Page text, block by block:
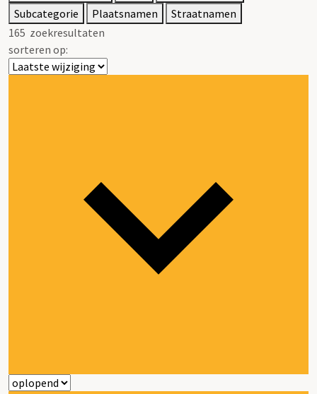
Subcategorie
Plaatsnamen
Straatnamen
165 zoekresultaten
sorteren op: